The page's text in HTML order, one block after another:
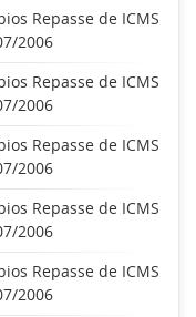
Repasse de ICMS
2006
Repasse de ICMS
2006
Repasse de ICMS
2006
Repasse de ICMS
2006
Repasse de ICMS
2006